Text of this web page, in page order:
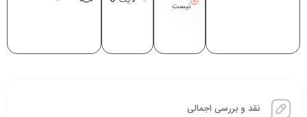
نیست
نقد و بررسی اجمالی